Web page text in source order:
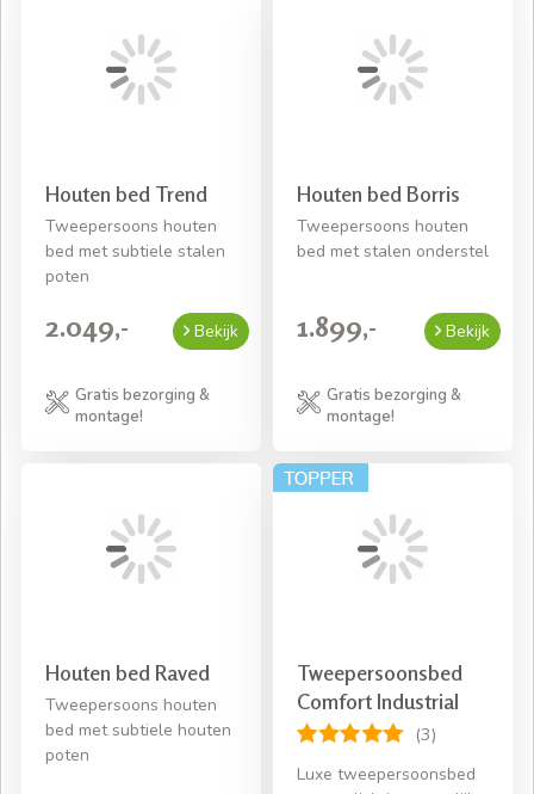
Houten bed Trend
Tweepersoons houten
bed met subtiele stalen
poten
2.049,- Bekijk
Gratis bezorging &
montage!
Houten bed Borris
Tweepersoons houten
bed met stalen onderstel
1.899,- Bekijk
Gratis bezorging &
montage!
Houten bed Raved
Tweepersoons houten
bed met subtiele houten
poten
Tweepersoonsbed
Comfort Industrial
(3)
Luxe tweepersoonsbed